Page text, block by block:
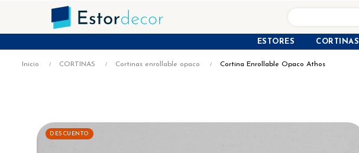
ESTORES CORTINAS
Inicio CORTINAS Cortinas enrollable opaco Cortina Enrollable Opaco Athos
DESCUENTO